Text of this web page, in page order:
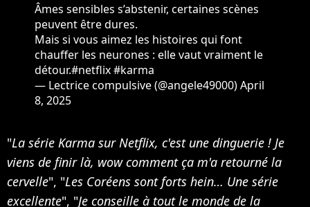
Âmes sensibles s’abstenir, certaines scènes
peuvent être dures.
Mais si vous aimez les histoires qui font
chauffer les neurones : elle vaut vraiment le
détour.#netflix#karma
— Lectrice compulsive (@angele49000)April
8, 2025
"La série Karma sur Netflix, c'est une dinguerie ! Je
viens de finir là, wow comment ça m'a retourné la
cervelle", "Les Coréens sont forts hein… Une série
excellente", "Je conseille à tout le monde de la